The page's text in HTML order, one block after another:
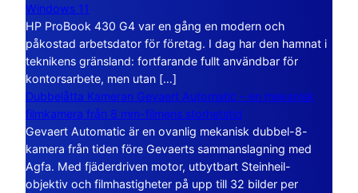
Windows 11
HP ProBook 430 G4 var en gång en modern och
påkostad arbetsdator för företag. I dag har den hamnat i
teknikens gränsland: fortfarande fullt användbar för
kontorsarbete, men utan […]
Dubbelåtta Kameran Gevaert Automatic – en mekanisk
filmkamera från 8 mm-filmens storhetstid
Gevaert Automatic är en ovanlig mekanisk dubbel-8-
kamera från tiden före Gevaerts sammanslagning med
Agfa. Med fjäderdriven motor, utbytbart Steinheil-
objektiv och filmhastigheter på upp till 32 bilder per